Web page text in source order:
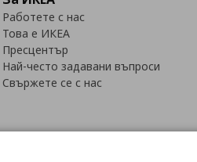
Работете с нас
Това е ИКЕА
Пресцентър
Най-често задавани въпроси
Свържете се с нас